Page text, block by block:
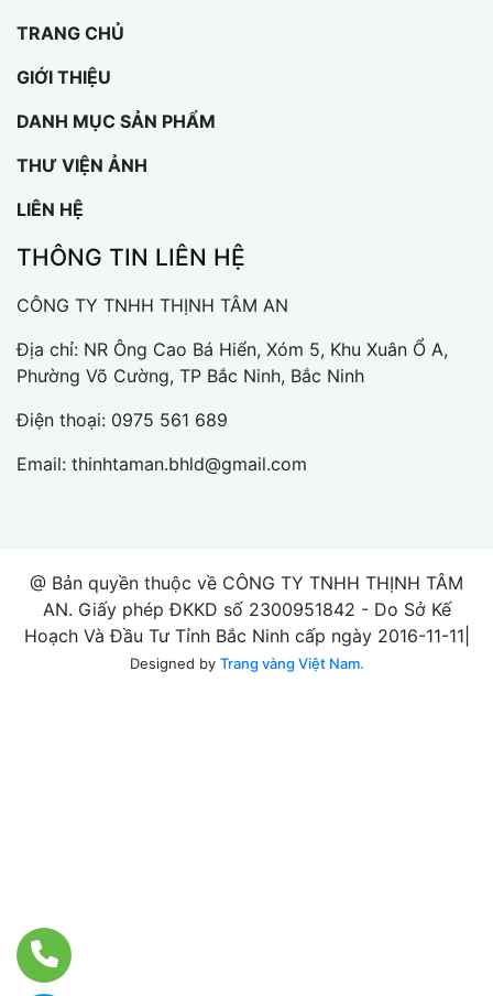
TRANG CHỦ
GIỚI THIỆU
DANH MỤC SẢN PHẨM
THƯ VIỆN ẢNH
LIÊN HỆ
THÔNG TIN LIÊN HỆ
CÔNG TY TNHH THỊNH TÂM AN
Địa chỉ: NR Ông Cao Bá Hiển, Xóm 5, Khu Xuân Ổ A,
Phường Võ Cường, TP Bắc Ninh, Bắc Ninh
Điện thoại: 0975 561 689
Email: thinhtaman.bhld@gmail.com
@ Bản quyền thuộc về CÔNG TY TNHH THỊNH TÂM
AN. Giấy phép ĐKKD số 2300951842 - Do Sở Kế
Hoạch Và Đầu Tư Tỉnh Bắc Ninh cấp ngày 2016-11-11|
Designed by Trang vàng Việt Nam.